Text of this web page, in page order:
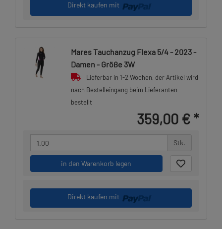
Direkt kaufen mit
Mares Tauchanzug Flexa 5/4 - 2023 -
Damen - Größe 3W
Lieferbar in 1-2 Wochen, der Artikel wird
nach Bestelleingang beim Lieferanten
bestellt
359,00 € *
Stk.
in den Warenkorb legen
Direkt kaufen mit